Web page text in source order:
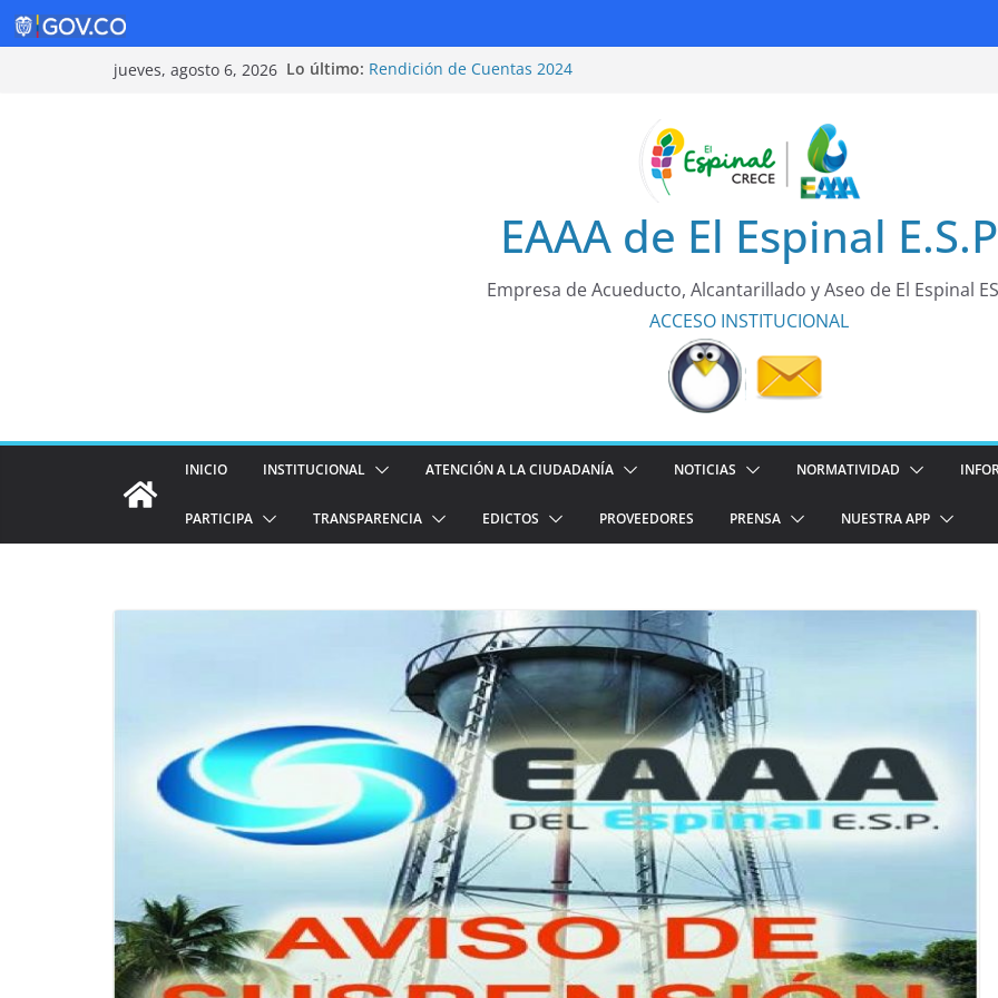
jueves, agosto 6, 2026 Lo último: Rendición de Cuentas 2024
EAAA de El Espinal E.S.P
Empresa de Acueducto, Alcantarillado y Aseo de El Espinal
ACCESO INSTITUCIONAL
INICIO INSTITUCIONAL ATENCIÓN A LA CIUDADANÍA NOTICIAS NORMATIVIDAD
PARTICIPA TRANSPARENCIA EDICTOS PROVEEDORES PRENSA NUESTRA APP